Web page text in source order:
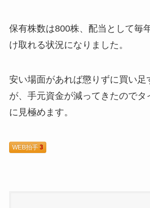
保有株数は800株、配当として毎
け取れる状況になりました。
安い場面があれば懲りずに買い足
が、手元資金が減ってきたのでタ
に見極めます。
WEB拍手 3